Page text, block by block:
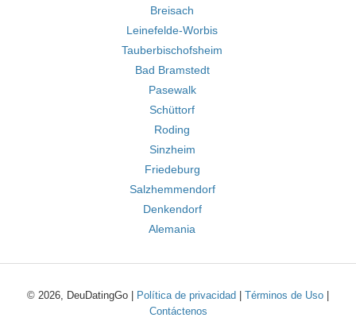
Breisach
Leinefelde-Worbis
Tauberbischofsheim
Bad Bramstedt
Pasewalk
Schüttorf
Roding
Sinzheim
Friedeburg
Salzhemmendorf
Denkendorf
Alemania
© 2026, DeuDatingGo | Política de privacidad Términos de Uso
Contáctenos